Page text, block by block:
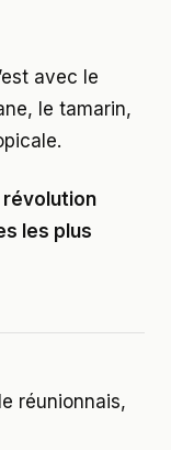
avec le
le tamarin,
révolution
les plus
réunionnais,